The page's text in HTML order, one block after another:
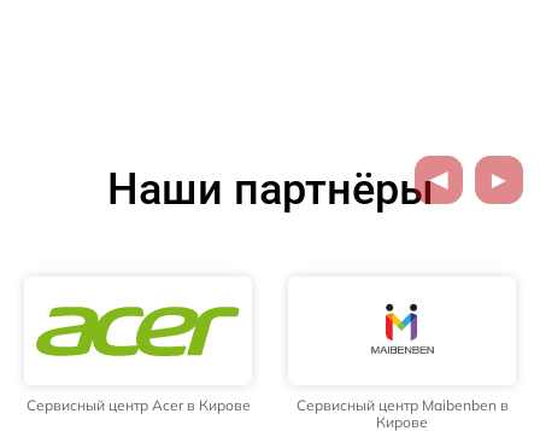
Наши партнёры
Сервисный центр Acer в Кирове
Сервисный центр Maibenben в
Кирове